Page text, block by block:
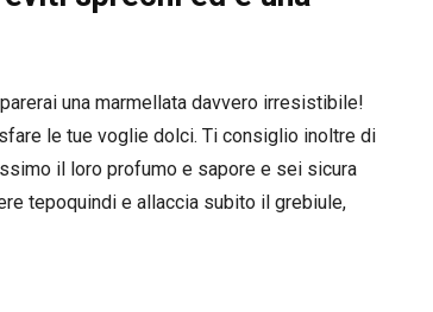
una marmellata davvero irresistibile!
le tue voglie dolci. Ti consiglio inoltre di
il loro profumo e sapore e sei sicura
tepoquindi e allaccia subito il grebiule,